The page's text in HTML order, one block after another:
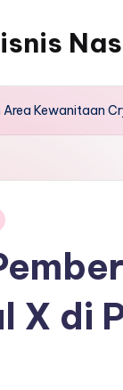
Area Kewanitaan
X di